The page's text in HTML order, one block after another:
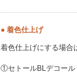
● 着色仕上げ
着色仕上げにする場合
①セトールBLデコール